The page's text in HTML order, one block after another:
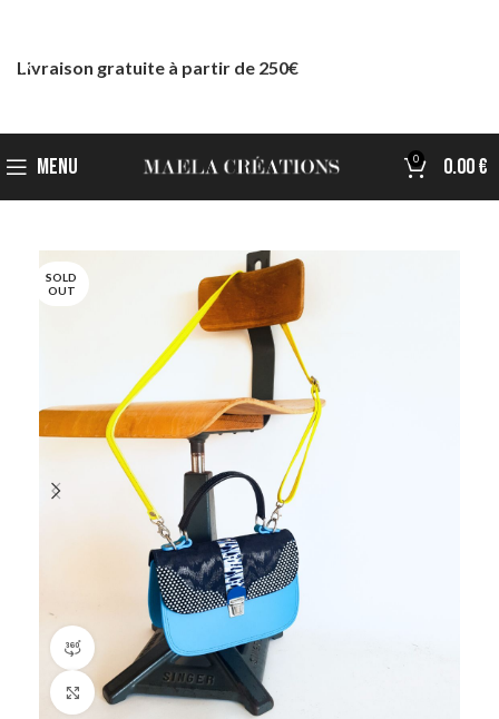
MENU 0 0.00€
SOLD
OUT
360 product view
Click to enlarge
Livraison gratuite à partir de 250€